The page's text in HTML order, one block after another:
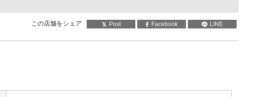
この店舗をシェア Post Facebook LINE